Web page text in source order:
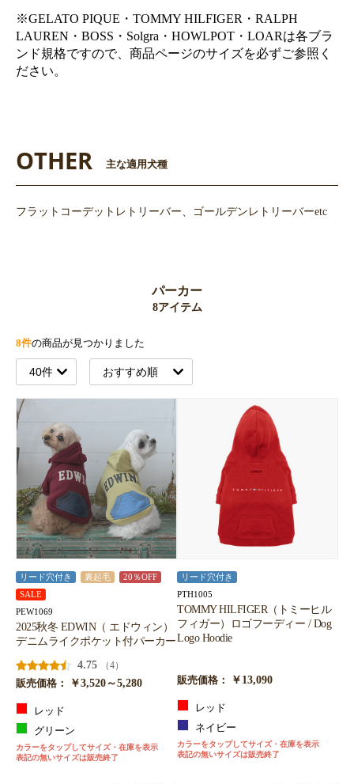
※GELATO PIQUE・TOMMY HILFIGER・RALPH
LAUREN・BOSS・Solgra・HOWLPOT・LOARは各ブラ
ンド規格ですので、商品ページのサイズを必ずご参照く
ださい。
OTHER 主な適用犬種
フラットコーデットレトリーバー、ゴールデンレトリーバーetc
パーカー
8アイテム
8件の商品が見つかりました
リード穴付き 裏起毛
20％OFF
SALE
PEW1069
2025秋冬 EDWIN（ エドウィン）
デニムライクポケット付パーカー
4.75
（4）
販売価格：
￥3,520～5,280
レッド
グリーン
カラーをタップしてサイズ・在庫を表示
表記の無いサイズは販売終了
リード穴付き
PTH1005
TOMMY HILFIGER（トミーヒル
フィガー）ロゴフーディー / Dog
Logo Hoodie
販売価格： ￥13,090
レッド
ネイビー
カラーをタップしてサイズ・在庫を表示
表記の無いサイズは販売終了